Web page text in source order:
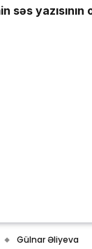
səs yazısının
Gülnar Əliyeva